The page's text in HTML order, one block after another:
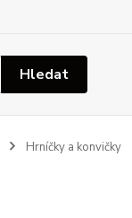
Hledat
Hrníčky a konvičky